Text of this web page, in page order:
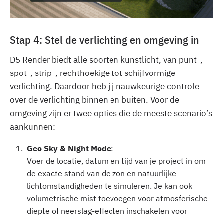
Stap 4: Stel de verlichting en omgeving in
D5 Render biedt alle soorten kunstlicht, van punt-,
spot-, strip-, rechthoekige tot schijfvormige
verlichting. Daardoor heb jij nauwkeurige controle
over de verlichting binnen en buiten. Voor de
omgeving zijn er twee opties die de meeste scenario’s
aankunnen:
‍Geo Sky & Night Mode:
Voer de locatie, datum en tijd van je project in om
de exacte stand van de zon en natuurlijke
lichtomstandigheden te simuleren. Je kan ook
volumetrische mist toevoegen voor atmosferische
diepte of neerslag-effecten inschakelen voor